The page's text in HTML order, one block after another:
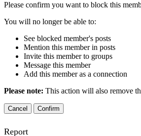
Please confirm you want to block this
You will no longer be able to:
See blocked member's posts
Mention this member in posts
Invite this member to groups
Message this member
Add this member as a connection
Please note: This action will also remove
Confirm
Report